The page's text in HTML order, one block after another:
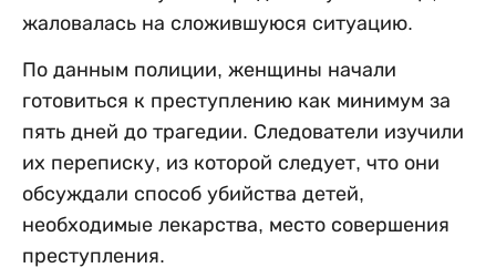
жаловалась на сложившуюся ситуацию.
По данным полиции, женщины начали
готовиться к преступлению как минимум за
пять дней до трагедии. Следователи изучили
их переписку, из которой следует, что они
обсуждали способ убийства детей,
необходимые лекарства, место совершения
преступления.